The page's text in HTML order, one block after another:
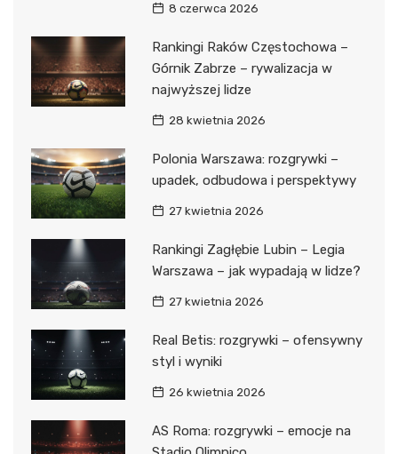
8 czerwca 2026
Rankingi Raków Częstochowa –
Górnik Zabrze – rywalizacja w
najwyższej lidze
28 kwietnia 2026
Polonia Warszawa: rozgrywki –
upadek, odbudowa i perspektywy
27 kwietnia 2026
Rankingi Zagłębie Lubin – Legia
Warszawa – jak wypadają w lidze?
27 kwietnia 2026
Real Betis: rozgrywki – ofensywny
styl i wyniki
26 kwietnia 2026
AS Roma: rozgrywki – emocje na